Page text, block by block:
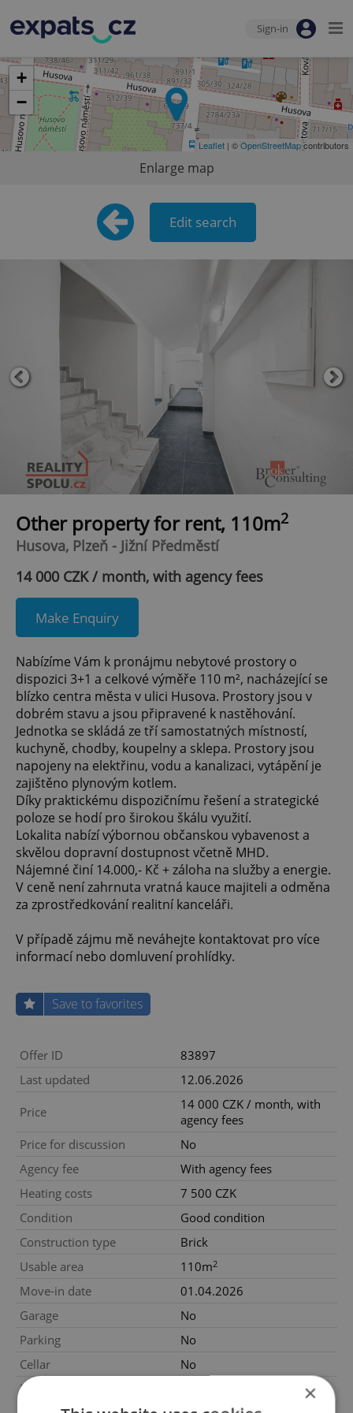
Sign-in
+
−
Leaflet | ©OpenStreetMapcontributors
Enlarge map
Edit search
Other property for rent, 110m2
Husova, Plzeň - Jižní Předměstí
14 000 CZK / month, with agency fees
Make Enquiry
Nabízíme Vám k pronájmu nebytové prostory o
dispozici 3+1 a celkové výměře 110 m², nacházející se
blízko centra města v ulici Husova. Prostory jsou v
dobrém stavu a jsou připravené k nastěhování.
Jednotka se skládá ze tří samostatných místností,
kuchyně, chodby, koupelny a sklepa. Prostory jsou
napojeny na elektřinu, vodu a kanalizaci, vytápění je
zajištěno plynovým kotlem.
Díky praktickému dispozičnímu řešení a strategické
poloze se hodí pro širokou škálu využití.
Lokalita nabízí výbornou občanskou vybavenost a
skvělou dopravní dostupnost včetně MHD.
Nájemné činí 14.000,- Kč + záloha na služby a energie.
V ceně není zahrnuta vratná kauce majiteli a odměna
za zprostředkování realitní kanceláři.
V případě zájmu mě neváhejte kontaktovat pro více
informací nebo domluvení prohlídky.
Save to favorites
Offer ID
83897
Last updated
12.06.2026
Price
14 000 CZK / month, with
agency fees
Price for discussion
No
Agency fee
With agency fees
Heating costs
7 500 CZK
Condition
Good condition
Construction type
Brick
Usable area
110m2
Move-in date
01.04.2026
Garage
No
Parking
No
Cellar
No
Balcony
×